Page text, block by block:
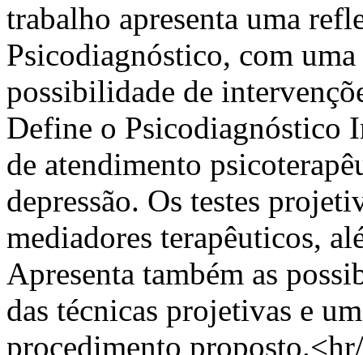
trabalho apresenta uma
Psicodiagnóstico, com
possibilidade de
Define o Psicodiagnóstico
de atendimento
depressão. Os testes
mediadores terapêuticos,
Apresenta também as
das técnicas projetivas e
procedimento